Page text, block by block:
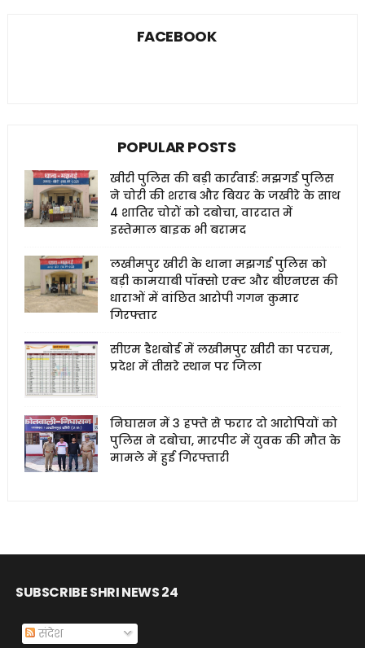
FACEBOOK
POPULAR POSTS
खीरी पुलिस की बड़ी कार्रवाई: मझगई पुलिस
ने चोरी की शराब और बियर के जखीरे के साथ
4 शातिर चोरों को दबोचा, वारदात में
इस्तेमाल बाइक भी बरामद
लखीमपुर खीरी के थाना मझगई पुलिस को
बड़ी कामयाबी पॉक्सो एक्ट और बीएनएस की
धाराओं में वांछित आरोपी गगन कुमार
गिरफ्तार
सीएम डैशबोर्ड में लखीमपुर खीरी का परचम,
प्रदेश में तीसरे स्थान पर जिला
निघासन में 3 हफ्ते से फरार दो आरोपियों को
पुलिस ने दबोचा, मारपीट में युवक की मौत के
मामले में हुई गिरफ्तारी
SUBSCRIBE SHRI NEWS 24
संदेश